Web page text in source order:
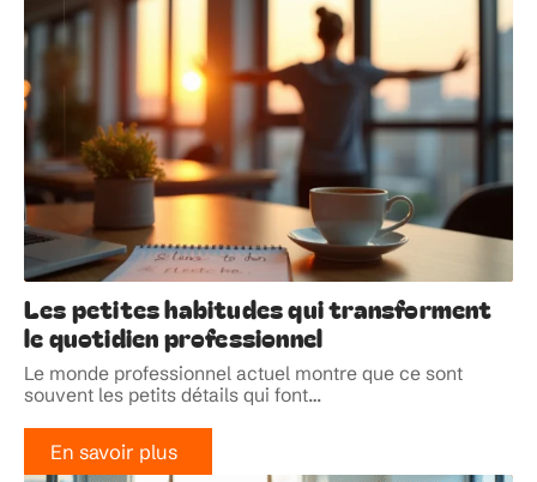
Les petites habitudes qui transforment
le quotidien professionnel
Le monde professionnel actuel montre que ce sont
souvent les petits détails qui font…
En savoir plus